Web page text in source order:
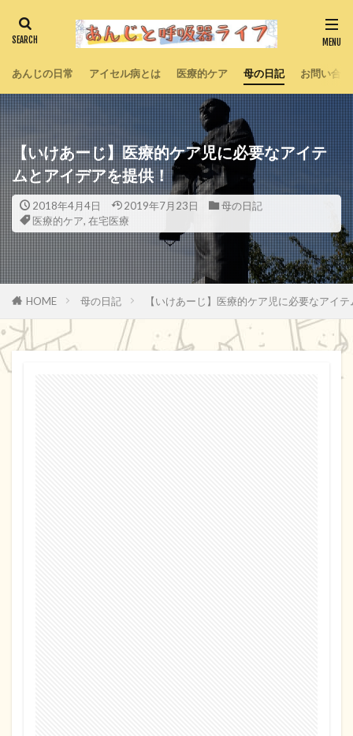
あんじの日常 アイセル病とは 医療的ケア 母の日記 お問い合
【いけあーじ】医療的ケア児に必要なアイテ
ムとアイデアを提供！
2018年4月4日 2019年7月23日
母の日記
医療的ケア, 在宅医療
HOME 母の日記 【いけあーじ】医療的ケア児に必要なアイ